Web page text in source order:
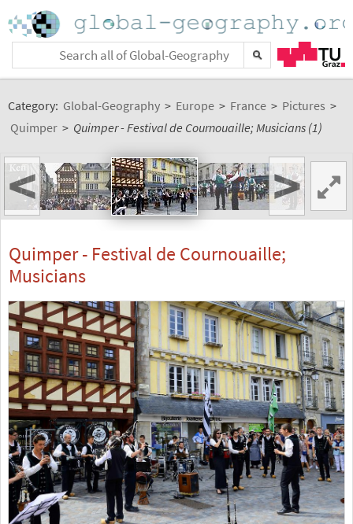
Category: Global-Geography > Europe > France > Pictures >
Quimper > Quimper - Festival de Cournouaille; Musicians (1)
< >
Quimper - Festival de Cournouaille;
Musicians